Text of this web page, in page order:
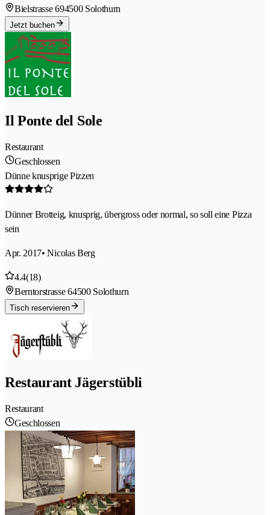
Bielstrasse 694500 Solothurn
Jetzt buchen
Il Ponte del Sole
Restaurant
Geschlossen
Dünne knusprige Pizzen
Dünner Brotteig, knusprig, übergross oder normal, so soll eine Pizza
sein
Apr. 2017• Nicolas Berg
4.4(18)
Berntorstrasse 64500 Solothurn
Tisch reservieren
Restaurant Jägerstübli
Restaurant
Geschlossen